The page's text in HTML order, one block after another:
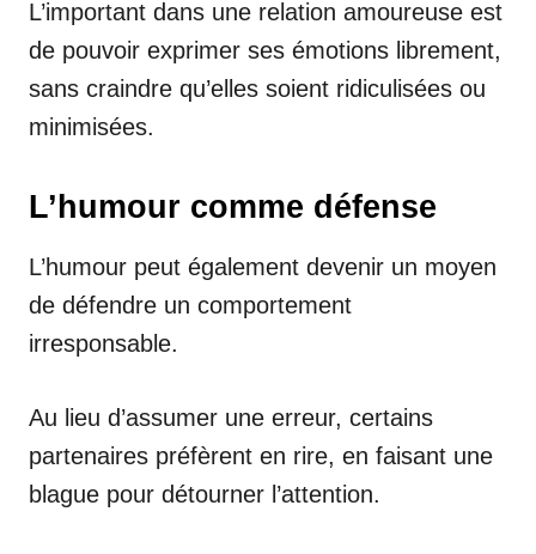
L’important dans une relation amoureuse est
de pouvoir exprimer ses émotions librement,
sans craindre qu’elles soient ridiculisées ou
minimisées.
L’humour comme défense
L’humour peut également devenir un moyen
de défendre un comportement
irresponsable.
Au lieu d’assumer une erreur, certains
partenaires préfèrent en rire, en faisant une
blague pour détourner l’attention.